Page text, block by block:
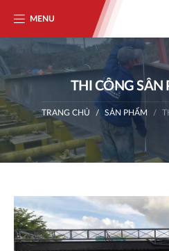
MENU
THI CÔNG SÂN
TRANG CHỦ SẢN PHẨM